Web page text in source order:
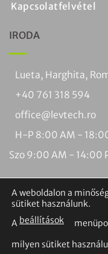
Kapcsolatfelvétel
IRODA
Lueta, Harghita,
+40 761 318 594
office@levtech.ro
H-P 8:00 AM -
Szo 9:00 AM - 14:00
A weboldalon a
sütiket használunk.
A beállítások
milyen sütiket